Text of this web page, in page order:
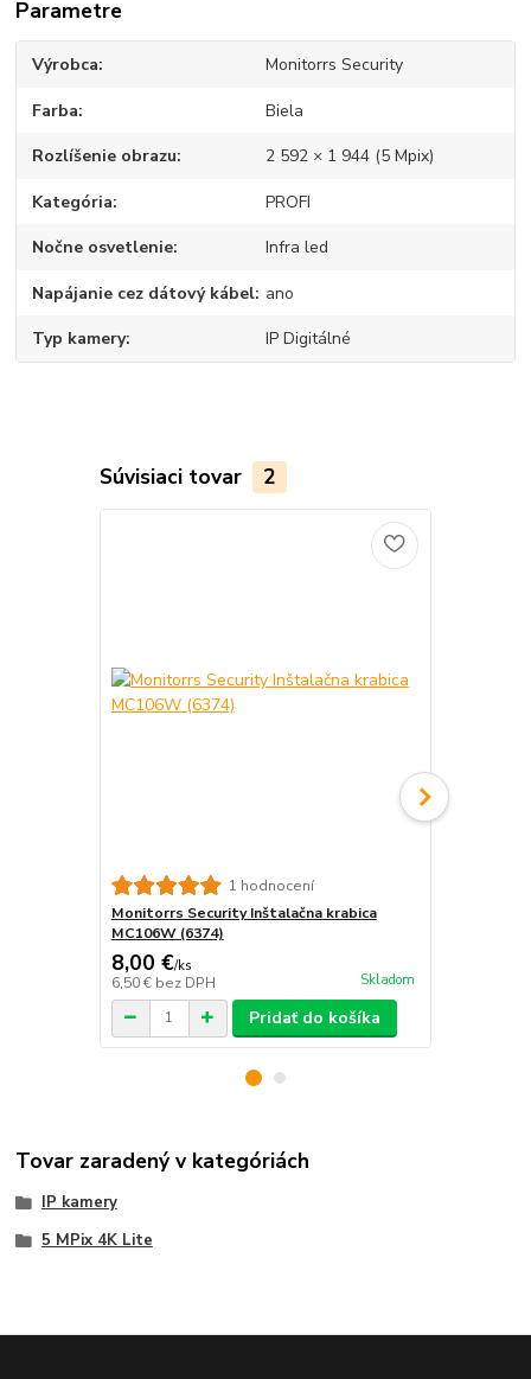
Parametre
Výrobca Monitorrs Security
Farba Biela
Rozlíšenie obrazu 2 592 × 1 944 (5 Mpix)
Kategória PROFI
Nočne osvetlenie Infra led
Napájanie cez dátový kábel ano
Typ kamery IP Digitálné
Súvisiaci tovar 2
Monitorrs Security Inštalačna krabica
MC106W (6374)
8,00 €/ks
6,50 € bez DPH Skladom
1 hodnocení
Pridať do košíka
Tovar zaradený v kategóriách
IP kamery
5 MPix 4K Lite